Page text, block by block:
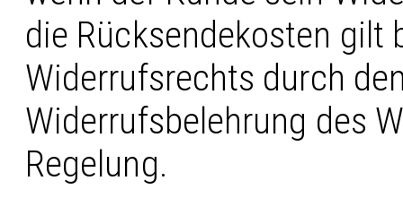
die Rücksendekosten gilt
Widerrufsrechts durch
Widerrufsbelehrung des
Regelung.